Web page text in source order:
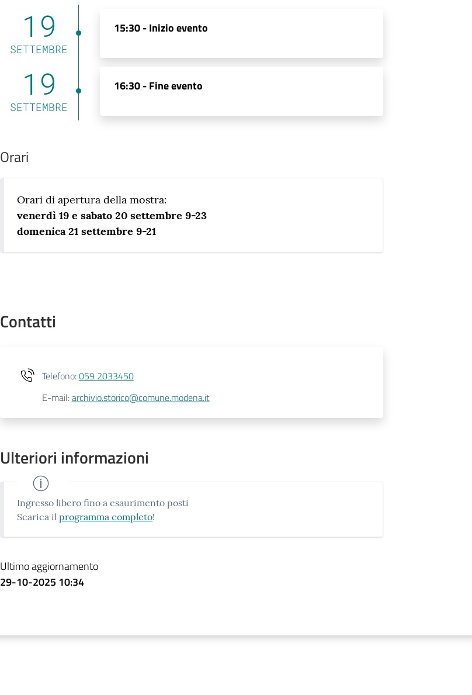
19
SETTEMBRE
15:30 -Inizio evento
19
SETTEMBRE
16:30 -Fine evento
Orari
Orari di apertura della mostra:
venerdì 19 e sabato 20 settembre 9-23
domenica 21 settembre 9-21
Contatti
Telefono:059 2033450
E-mail:archivio.storico@comune.modena.it
Ulteriori informazioni
Ingresso libero fino a esaurimento posti
Scarica ilprogramma completo!
Ultimo aggiornamento
29-10-2025 10:34